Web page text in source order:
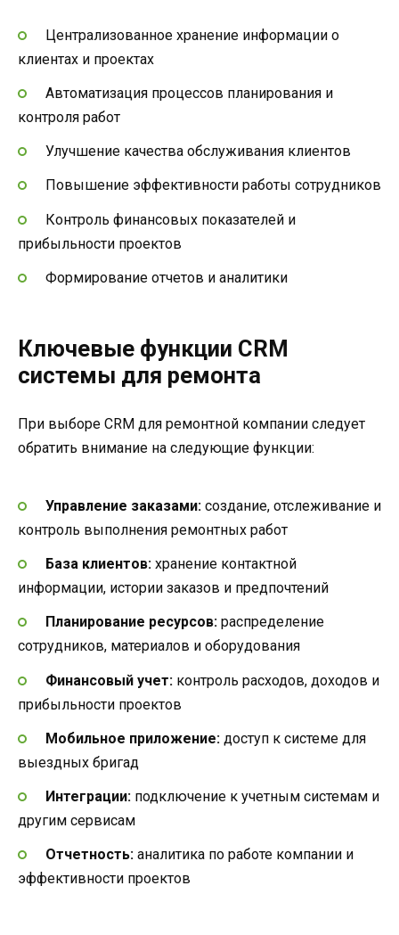
Централизованное хранение информации о
клиентах и проектах
Автоматизация процессов планирования и
контроля работ
Улучшение качества обслуживания клиентов
Повышение эффективности работы сотрудников
Контроль финансовых показателей и
прибыльности проектов
Формирование отчетов и аналитики
Ключевые функции CRM
системы для ремонта
При выборе CRM для ремонтной компании следует
обратить внимание на следующие функции:
Управление заказами:создание, отслеживание и
контроль выполнения ремонтных работ
База клиентов:хранение контактной
информации, истории заказов и предпочтений
Планирование ресурсов:распределение
сотрудников, материалов и оборудования
Финансовый учет:контроль расходов, доходов и
прибыльности проектов
Мобильное приложение:доступ к системе для
выездных бригад
Интеграции:подключение к учетным системам и
другим сервисам
Отчетность:аналитика по работе компании и
эффективности проектов